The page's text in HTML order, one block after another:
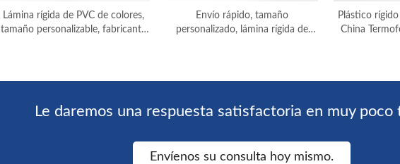
Lámina rígida de PVC de colores,
tamaño personalizable, fabricante
Envío rápido, tamaño
personalizado, lámina rígida de
Plástico
China
Le daremos una respuesta satisfactoria en muy poco
Envíenos su consulta hoy mismo.